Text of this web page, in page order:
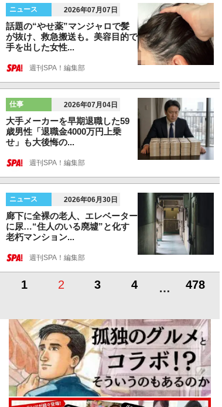
ニュース 2026年07月07日
話題の“やせ薬”マンジャロで髪
が抜け、救急搬送も。美容目的で
手を出した女性...
週刊SPA！編集部
仕事 2026年07月04日
大手メーカーを早期退職した59
歳男性「退職金4000万円上乗
せ」も大後悔の...
週刊SPA！編集部
ニュース 2026年06月30日
廊下に全裸の老人、エレベーター
に尿…“住人のいる廃墟”と化す
老朽マンション...
週刊SPA！編集部
1 2 3 4 … 478